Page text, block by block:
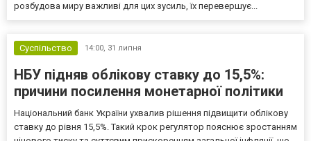
розбудова миру важливі для цих зусиль, їх перевершує...
Суспільство 14:00, 31 липня
НБУ підняв облікову ставку до 15,5%:
причини посилення монетарної політики
Національний банк України ухвалив рішення підвищити облікову
ставку до рівня 15,5%. Такий крок регулятор пояснює зростанням